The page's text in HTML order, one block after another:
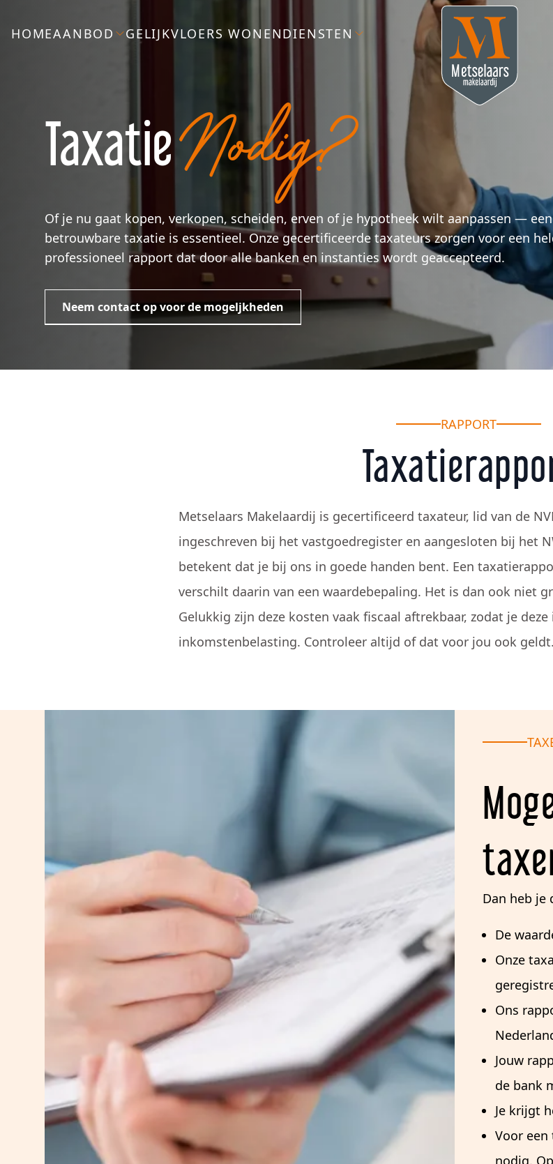
HOMEAANBOD GELIJKVLOERS WONENDIENSTEN
TaxatieNodig?
Of je nu gaat kopen, verkopen, scheiden, erven of je hypotheek wilt aanpassen — een
betrouwbare taxatie is essentieel. Onze gecertificeerde taxateurs zorgen voor een
professioneel rapport dat door alle banken en instanties wordt geaccepteerd.
Neem contact op voor de mogeljkheden
RAPPORT
Metselaars Makelaardij is gecertificeerd taxateur, lid van de
ingeschreven bij het vastgoedregister en aangesloten bij het
betekent dat je bij ons in goede handen bent. Een
verschilt daarin van een waardebepaling. Het is dan ook niet
Gelukkig zijn deze kosten vaak fiscaal aftrekbaar, zodat je
inkomstenbelasting. Controleer altijd of dat voor jou ook geldt.
Dan heb je
De
Onze
Ons
Jouw
de bank
Je krijgt
Voor
nodig.